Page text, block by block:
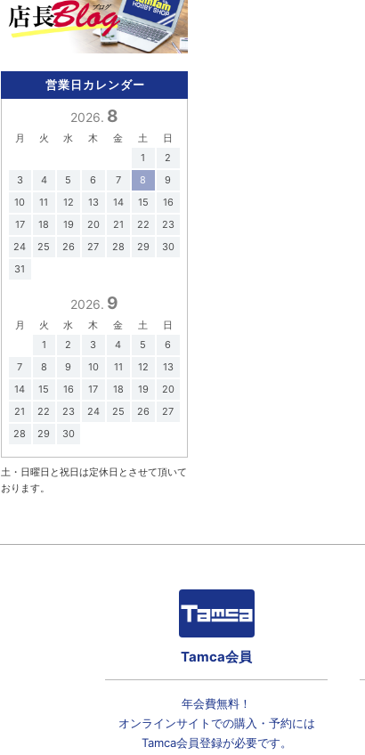
営業日カレンダー
2026. 8
月 火 水 木 金 土
日
1
2
3
4 5 6 7 8
9
10
11 12 13 14 15
16
17
18 19 20 21 22
23
24
25 26 27 28 29
30
31
2026. 9
月 火 水 木 金 土
日
1
2 3 4 5
6
7
8 9 10 11 12
13
14
15 16 17 18 19
20
21
22 23 24 25 26
27
28
29 30
土・日曜日と祝日は定休日とさせて頂いて
おります。
Tamca会員
年会費無料！
オンラインサイトでの購入・予約には
Tamca会員登録が必要です。